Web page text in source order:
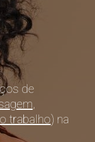
de
,
trabalho) na